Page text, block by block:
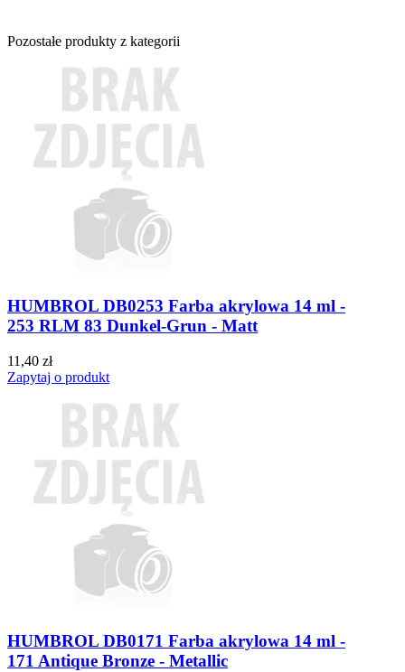
Pozostałe produkty z kategorii
HUMBROL DB0253 Farba akrylowa 14 ml -
253 RLM 83 Dunkel-Grun - Matt
11,40 zł
Zapytaj o produkt
HUMBROL DB0171 Farba akrylowa 14 ml -
171 Antique Bronze - Metallic